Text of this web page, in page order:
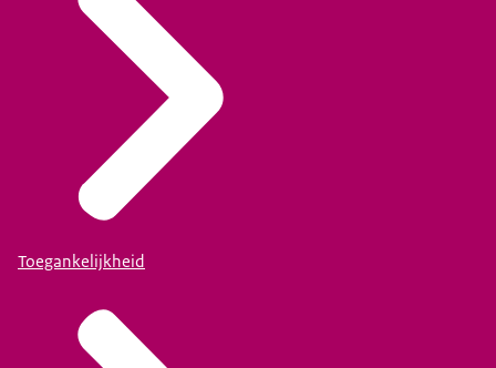
Toegankelijkheid